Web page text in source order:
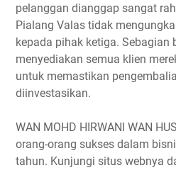
pelanggan dianggap sangat
Pialang Valas tidak
kepada pihak ketiga. Sebagian
menyediakan semua klien
untuk memastikan
diinvestasikan.
WAN MOHD HIRWANI WAN
orang-orang sukses dalam
tahun. Kunjungi situs webnya